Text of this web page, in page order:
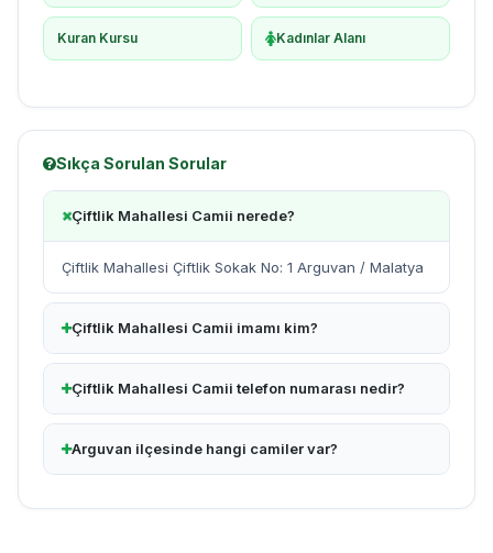
Kuran Kursu Kadınlar Alanı
Sıkça Sorulan Sorular
Çiftlik Mahallesi Camii nerede?
Çiftlik Mahallesi Çiftlik Sokak No: 1 Arguvan / Malatya
Çiftlik Mahallesi Camii imamı kim?
Çiftlik Mahallesi Camii telefon numarası nedir?
Arguvan ilçesinde hangi camiler var?